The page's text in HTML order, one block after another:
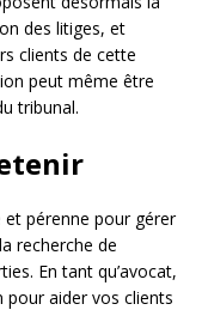
des litiges, et
clients de cette
peut même être
tribunal.
pérenne pour gérer
recherche de
En tant qu’avocat,
pour aider vos clients